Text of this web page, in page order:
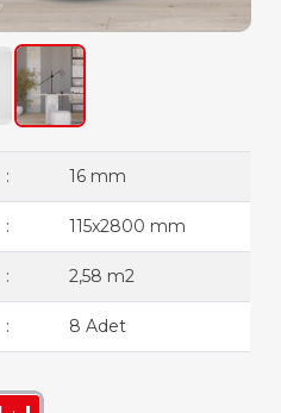
: 16 mm
: 115x2800 mm
: 2,58 m2
: 8 Adet